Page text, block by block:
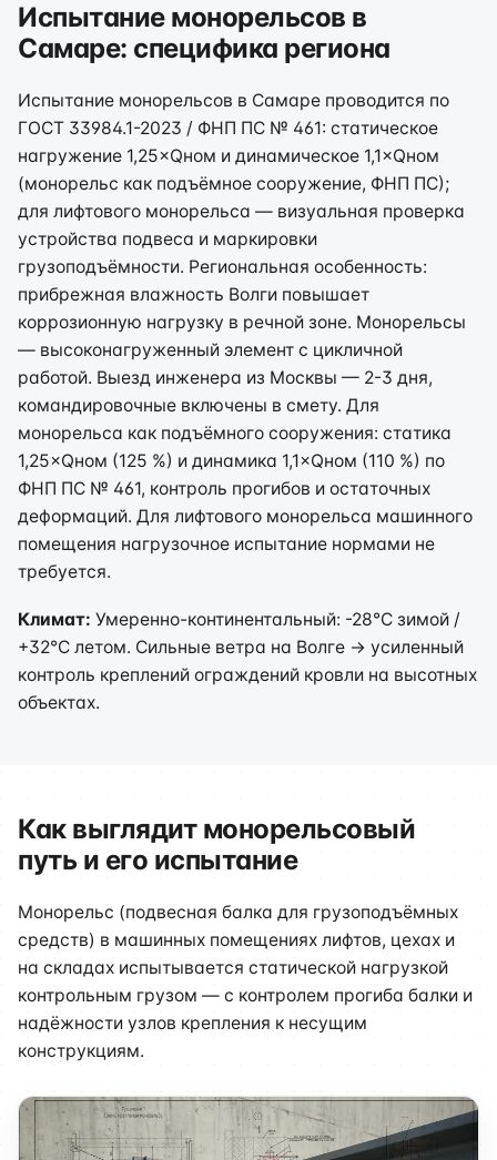
Испытание монорельсов в
Самаре: специфика региона
Испытание монорельсов в Самаре проводится по
ГОСТ 33984.1-2023 / ФНП ПС № 461: статическое
нагружение 1,25×Qном и динамическое 1,1×Qном
(монорельс как подъёмное сооружение, ФНП ПС);
для лифтового монорельса — визуальная проверка
устройства подвеса и маркировки
грузоподъёмности. Региональная особенность:
прибрежная влажность Волги повышает
коррозионную нагрузку в речной зоне. Монорельсы
— высоконагруженный элемент с цикличной
работой. Выезд инженера из Москвы — 2-3 дня,
командировочные включены в смету. Для
монорельса как подъёмного сооружения: статика
1,25×Qном (125 %) и динамика 1,1×Qном (110 %) по
ФНП ПС № 461, контроль прогибов и остаточных
деформаций. Для лифтового монорельса машинного
помещения нагрузочное испытание нормами не
требуется.
Климат: Умеренно-континентальный: -28°C зимой /
+32°C летом. Сильные ветра на Волге → усиленный
контроль креплений ограждений кровли на высотных
объектах.
Как выглядит монорельсовый
путь и его испытание
Монорельс (подвесная балка для грузоподъёмных
средств) в машинных помещениях лифтов, цехах и
на складах испытывается статической нагрузкой
контрольным грузом — с контролем прогиба балки и
надёжности узлов крепления к несущим
конструкциям.